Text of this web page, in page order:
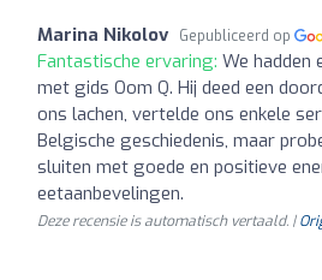
Marina Nikolov Gepubliceerd op
Fantastische ervaring: We hadden
met gids Oom Q. Hij deed een
ons lachen, vertelde ons enkele
Belgische geschiedenis, maar
sluiten met goede en positieve
eetaanbevelingen.
Deze recensie is automatisch vertaald. |